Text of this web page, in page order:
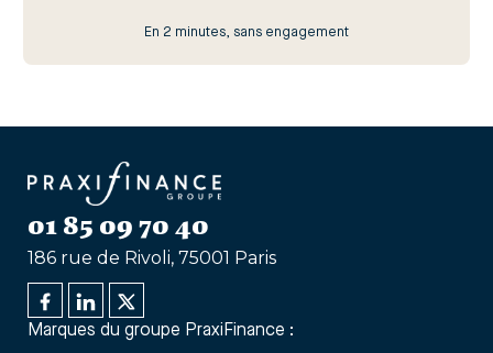
En 2 minutes, sans engagement
01 85 09 70 40
186 rue de Rivoli, 75001 Paris
Marques du groupe PraxiFinance :